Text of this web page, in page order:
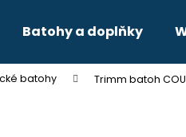
Batohy a doplňky
batohy Trimm batoh
Co